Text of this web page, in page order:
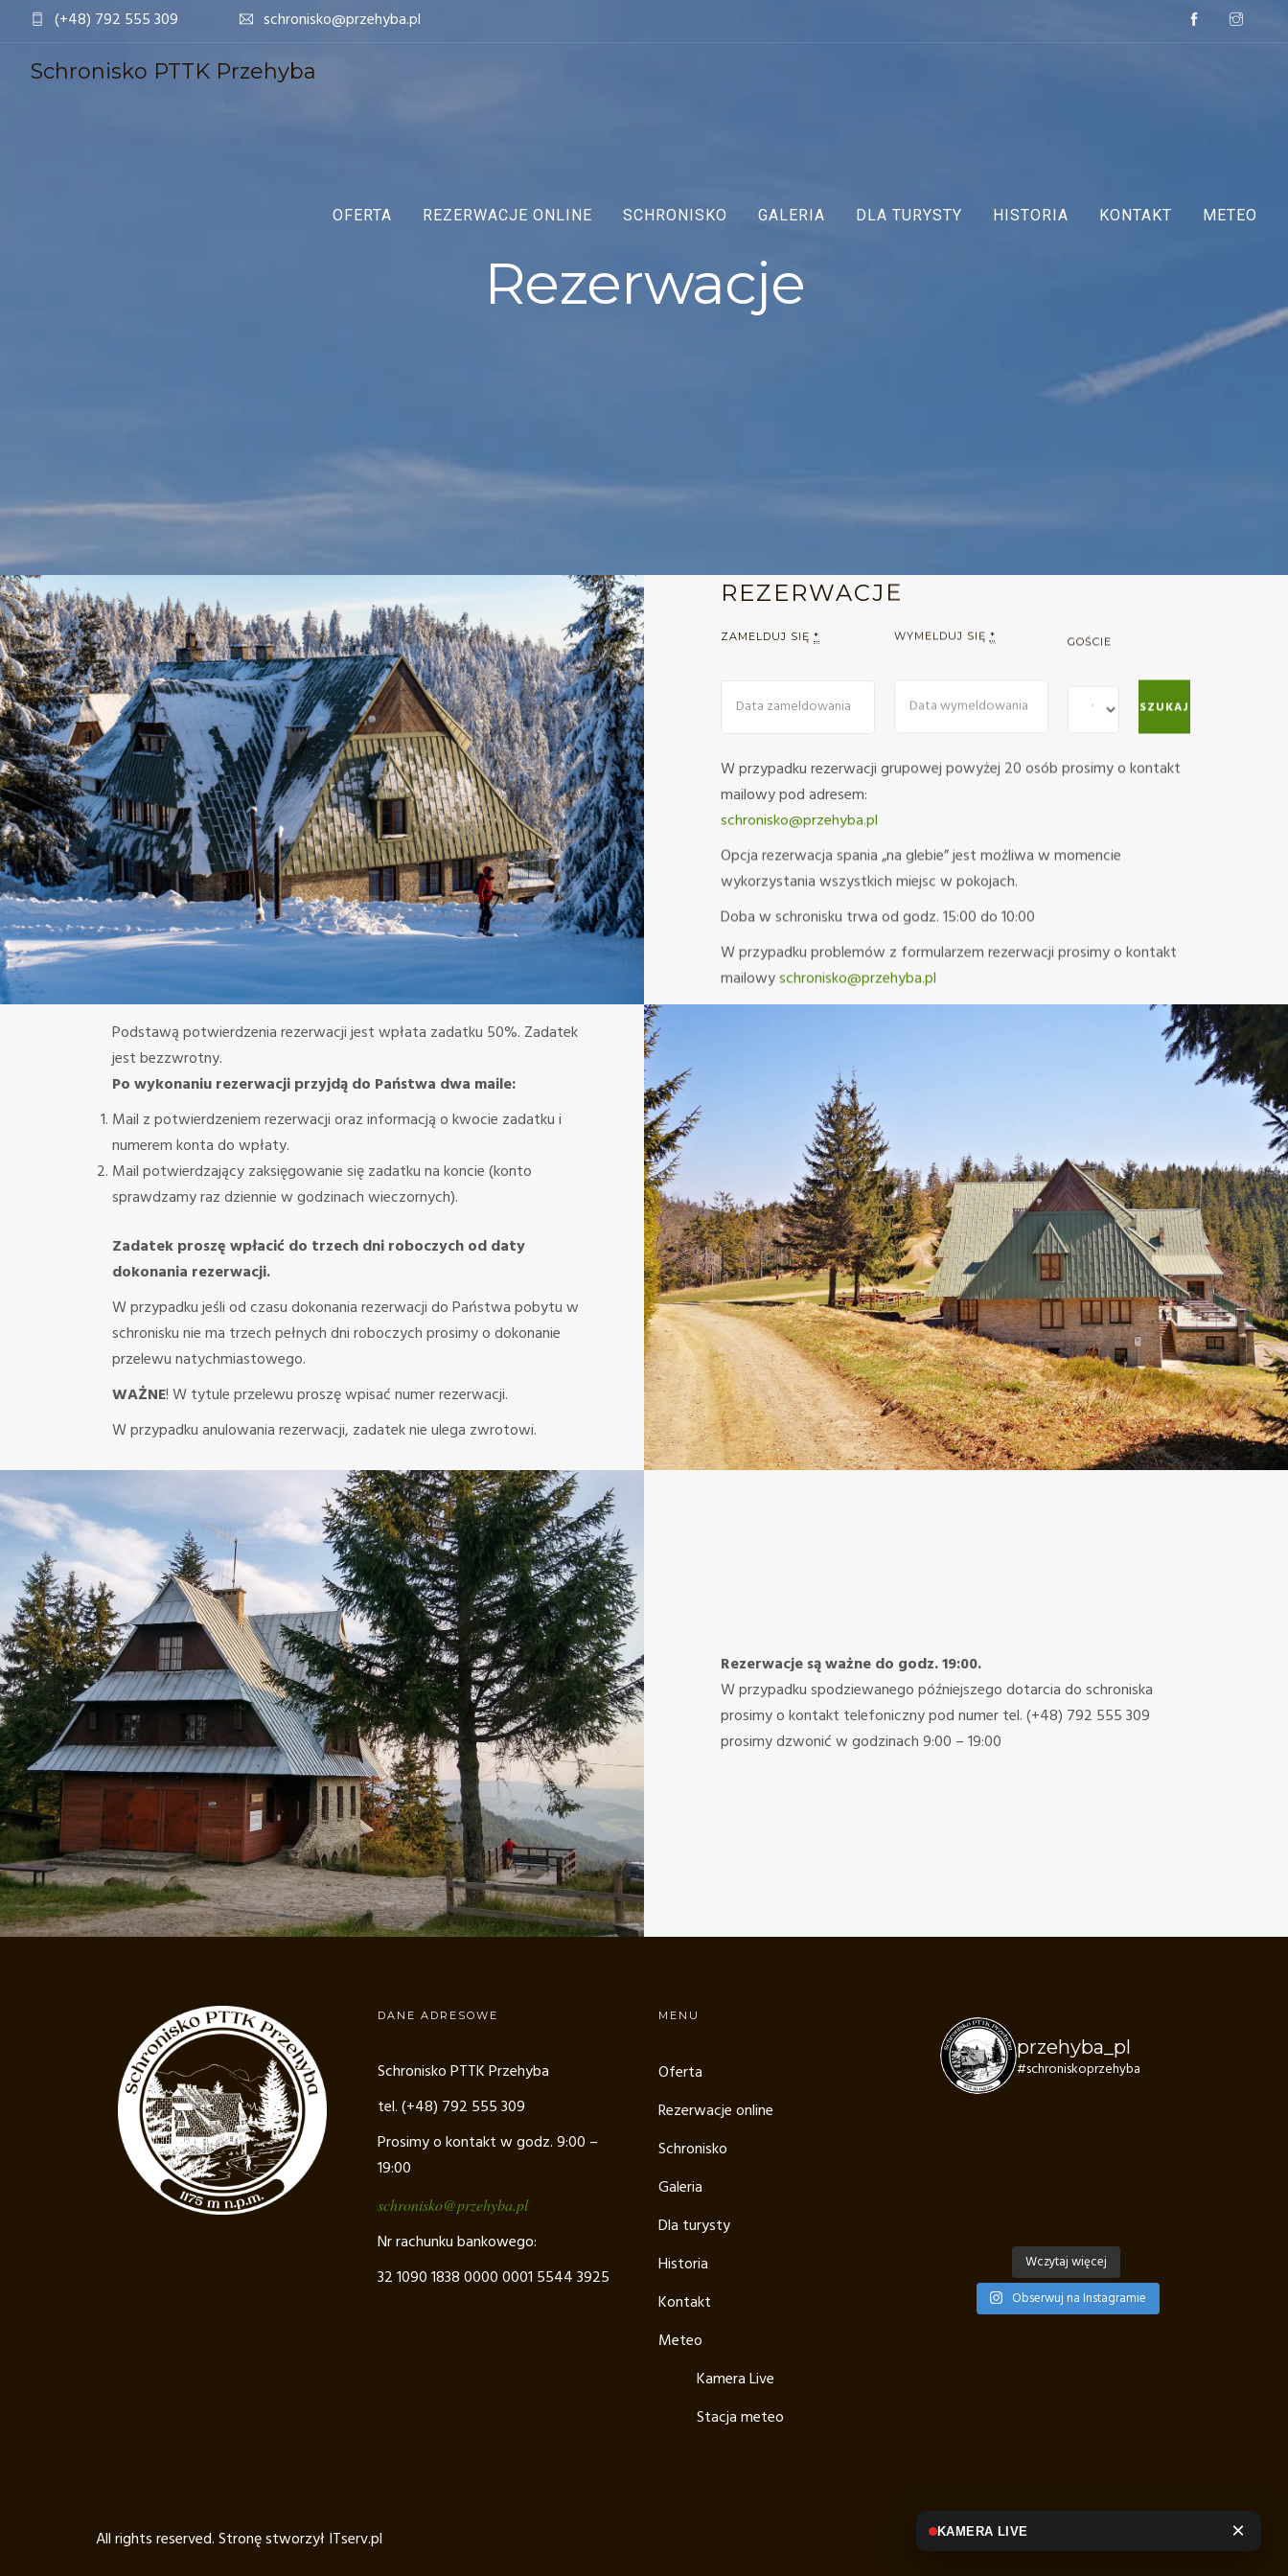
(+48) 792 555 309 schronisko@przehyba.pl
Schronisko PTTK Przehyba
OFERTA REZERWACJE ONLINE SCHRONISKO GALERIA DLA TURYSTY HISTORIA KONTAKT METEO
Rezerwacje
REZERWACJE
ZAMELDUJ SIĘ * WYMELDUJ SIĘ * GOŚCIE
W przypadku rezerwacji grupowej powyżej 20 osób prosimy o kontakt
mailowy pod adresem:
schronisko@przehyba.pl
Opcja rezerwacja spania „na glebie” jest możliwa w momencie
wykorzystania wszystkich miejsc w pokojach.
Doba w schronisku trwa od godz. 15:00 do 10:00
W przypadku problemów z formularzem rezerwacji prosimy o kontakt
mailowyschronisko@przehyba.pl
Podstawą potwierdzenia rezerwacji jest wpłata zadatku 50%. Zadatek
jest bezzwrotny.
Po wykonaniu rezerwacji przyjdą do Państwa dwa maile:
Mail z potwierdzeniem rezerwacji oraz informacją o kwocie zadatku i
numerem konta do wpłaty.
Mail potwierdzający zaksięgowanie się zadatku na koncie (konto
sprawdzamy raz dziennie w godzinach wieczornych).
Zadatek proszę wpłacić do trzech dni roboczych od daty
dokonania rezerwacji.
W przypadku jeśli od czasu dokonania rezerwacji do Państwa pobytu w
schronisku nie ma trzech pełnych dni roboczych prosimy o dokonanie
przelewu natychmiastowego.
WAŻNE! W tytule przelewu proszę wpisać numer rezerwacji.
W przypadku anulowania rezerwacji, zadatek nie ulega zwrotowi.
Rezerwacje są ważne do godz. 19:00.
W przypadku spodziewanego późniejszego dotarcia do schroniska
prosimy o kontakt telefoniczny pod numer tel. (+48) 792 555 309
prosimy dzwonić w godzinach 9:00 – 19:00
DANE ADRESOWE
Schronisko PTTK Przehyba
tel. (+48) 792 555 309
Prosimy o kontakt w godz. 9:00 –
19:00
schronisko@przehyba.pl
Nr rachunku bankowego:
32 1090 1838 0000 0001 5544 3925
MENU
Oferta
Rezerwacje online
Schronisko
Galeria
Dla turysty
Historia
Kontakt
Meteo
Kamera Live
Stacja meteo
przehyba_pl
#schroniskoprzehyba
Wczytaj więcej
Obserwuj na Instagramie
All rights reserved. Stronę stworzyłITserv.pl KAMERA LIVE ×